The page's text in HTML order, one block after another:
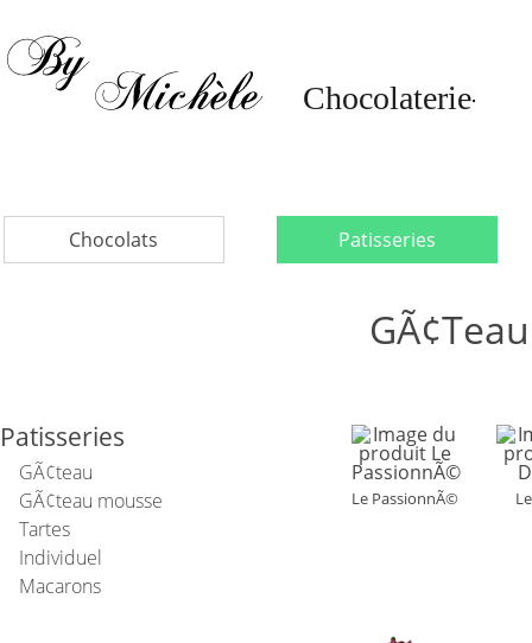
Chocolats Patisseries
Patisseries
GÃ¢teau
GÃ¢teau mousse
Tartes
Individuel
Macarons
Le PassionnÃ©